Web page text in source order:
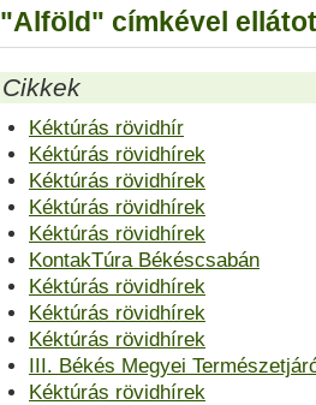
"Alföld" címkével
Cikkek
Kéktúrás rövidhír
Kéktúrás rövidhírek
Kéktúrás rövidhírek
Kéktúrás rövidhírek
Kéktúrás rövidhírek
KontakTúra Békéscsabán
Kéktúrás rövidhírek
Kéktúrás rövidhírek
Kéktúrás rövidhírek
III. Békés Megyei
Kéktúrás rövidhírek